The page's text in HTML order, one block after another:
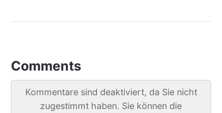
Comments
Kommentare sind deaktiviert, da Sie nicht
zugestimmt haben. Sie können die